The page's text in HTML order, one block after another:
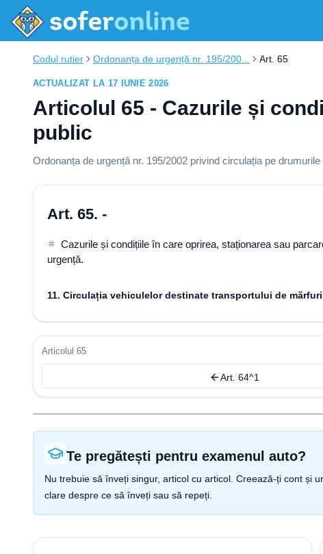
Codul rutier Ordonanța de urgență nr. 195/200... Art. 65
ACTUALIZAT LA 17 IUNIE 2026
Articolul 65 - Cazurile și
public
Ordonanța de urgență nr. 195/2002 privind circulația pe drumurile
Art. 65. -
Cazurile și condițiile în care oprirea, staționarea sau
urgență.
11. Circulația vehiculelor destinate transportului de
Articolul 65
Art. 64^1
Te pregătești pentru examenul auto?
Nu trebuie să înveți singur, articol cu articol. Creează-ți cont și
clare despre ce să înveți sau să repeți.